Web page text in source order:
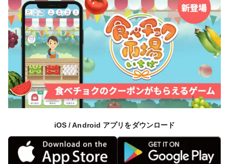
iOS / Android アプリをダウンロード